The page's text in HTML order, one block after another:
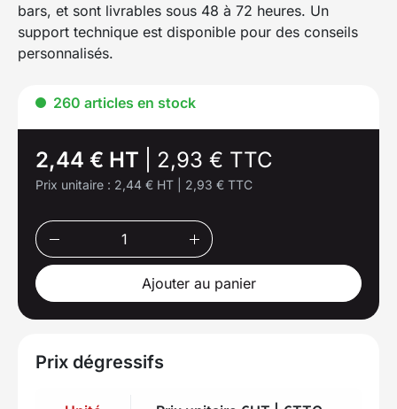
bars, et sont livrables sous 48 à 72 heures. Un
support technique est disponible pour des conseils
personnalisés.
260 articles en stock
2,44 € HT 2,93 € TTC
Prix unitaire : 2,44 € HT 2,93 € TTC
Ajouter au panier
Prix dégressifs